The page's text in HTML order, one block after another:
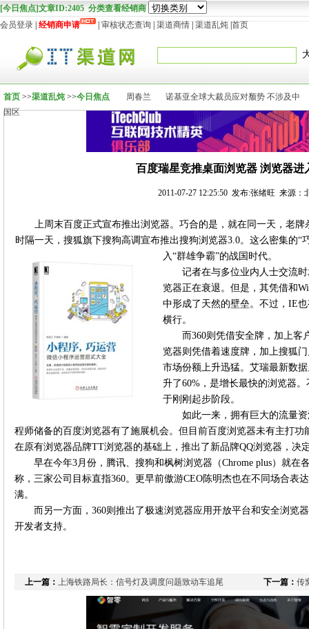
[今日焦点]文章ID:2405 分类查看经销商
会员登录 经销商申请 审核状态查询 渠道商情 渠道乱炖 首页
首页 >>渠道乱炖>>今日焦点 周春兰
诺基亚全球大裁员应对颓势 不涉及中
国区
百度瑞星竞推桌面浏览器 浏览器进
2011-07-27 12:25:50 发布:张绪旺 来源：
上周末百度正式宣布推出浏览器。巧合的是，就在同一天，老
时隔一天，搜狐旗下搜狗高调宣布推出搜狗浏览器3.0。这么密集的“
入“群雄争霸”的战国时代。
记者在与多位业内人士交流
览器正在衰退。但是，其凭借和
中形成了天然的壁垒。不过，IE
横行。
而360则凭借安全牌，加上客
览器则凭借着速度牌，加上搜狐
市场份额上升迅猛。艾瑞最新数
升了60%，是增长最快的浏览器
于刚刚起步阶段。
如此一来，拥有巨大的流量
程师储备的百度浏览器有了施展机会。但目前百度浏览器未有主打
在原有浏览器品牌TT浏览器的基础上，推出了新品牌QQ浏览器，决
早在今年3月份，腾讯、搜狗和枫树浏览器（Chrome plus）就在
称，三家公司目标直指360。更早前傲游CEO陈明杰也在不同场合表
满。
而另一方面，360则推出了极速浏览器应用开放平台和安全浏览
开发者支持。
上一篇： 上海铁路局长：信号灯及调度问题致动车追尾 下一篇： 传